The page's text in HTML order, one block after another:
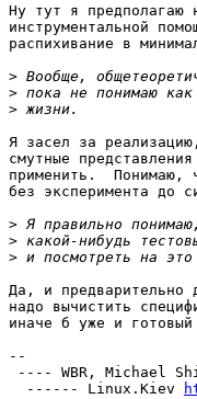
Ну тут я предполагаю
инструментальной
распихивание в
>
>
>
Я засел за
смутные
применить.  Понимаю,
без эксперимента до
>
>
>
Да, и
надо вычистить
иначе б уже и
--
---- WBR, Michael
  ------ Linux.Kiev